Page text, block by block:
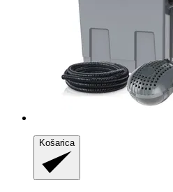
Košarica